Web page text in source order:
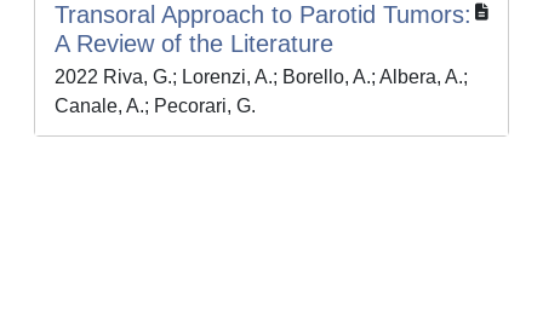
Transoral Approach to Parotid Tumors:
A Review of the Literature
2022 Riva, G.; Lorenzi, A.; Borello, A.; Albera, A.;
Canale, A.; Pecorari, G.